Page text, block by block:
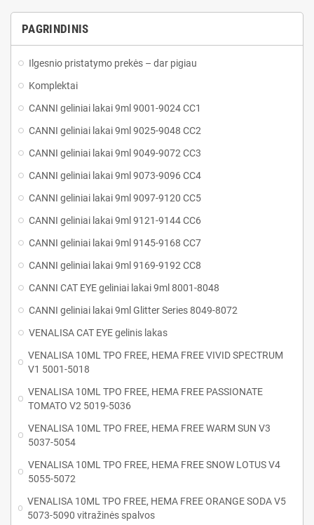
PAGRINDINIS
Ilgesnio pristatymo prekės – dar pigiau
Komplektai
CANNI geliniai lakai 9ml 9001-9024 CC1
CANNI geliniai lakai 9ml 9025-9048 CC2
CANNI geliniai lakai 9ml 9049-9072 CC3
CANNI geliniai lakai 9ml 9073-9096 CC4
CANNI geliniai lakai 9ml 9097-9120 CC5
CANNI geliniai lakai 9ml 9121-9144 CC6
CANNI geliniai lakai 9ml 9145-9168 CC7
CANNI geliniai lakai 9ml 9169-9192 CC8
CANNI CAT EYE geliniai lakai 9ml 8001-8048
CANNI geliniai lakai 9ml Glitter Series 8049-8072
VENALISA CAT EYE gelinis lakas
VENALISA 10ML TPO FREE, HEMA FREE VIVID SPECTRUM
V1 5001-5018
VENALISA 10ML TPO FREE, HEMA FREE PASSIONATE
TOMATO V2 5019-5036
VENALISA 10ML TPO FREE, HEMA FREE WARM SUN V3
5037-5054
VENALISA 10ML TPO FREE, HEMA FREE SNOW LOTUS V4
5055-5072
VENALISA 10ML TPO FREE, HEMA FREE ORANGE SODA V5
5073-5090 vitražinės spalvos